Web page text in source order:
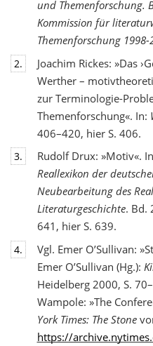
und Themenforschung.
Kommission für
Themenforschung 1998-
2.
Joachim Rickes: »Das
Werther –
zur Terminologie-
Themenforschung«. In:
406–420, hier S. 406.
3.
Rudolf Drux: »Motiv«.
Reallexikon der
Neubearbeitung des
Literaturgeschichte. Bd.
641, hier S. 639.
4.
Vgl. Emer O’Sullivan:
Emer O’Sullivan (Hg.):
Heidelberg 2000, S.
Wampole: »The
York Times: The Stone
https://